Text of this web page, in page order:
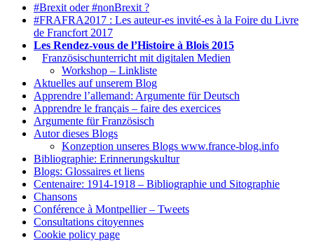
#Brexit oder #nonBrexit ?
#FRAFRA2017 : Les auteur-es invité-es à la Foire du Livre
de Francfort 2017
Les Rendez-vous de l’Histoire à Blois 2015
Französischunterricht mit digitalen Medien
Workshop – Linkliste
Aktuelles auf unserem Blog
Apprendre l’allemand: Argumente für Deutsch
Apprendre le français – faire des exercices
Argumente für Französisch
Autor dieses Blogs
Konzeption unseres Blogs www.france-blog.info
Bibliographie: Erinnerungskultur
Blogs: Glossaires et liens
Centenaire: 1914-1918 – Bibliographie und Sitographie
Chansons
Conférence à Montpellier – Tweets
Consultations citoyennes
Cookie policy page